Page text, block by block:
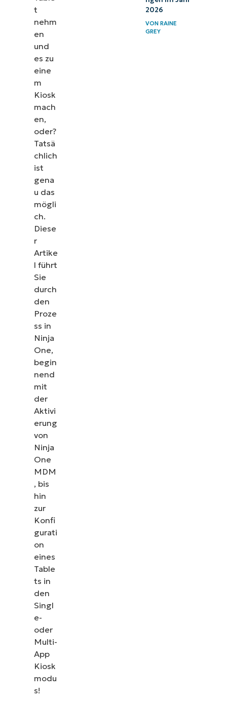
t
nehm
en
und
es zu
eine
m
Kiosk
mach
en,
oder?
Tatsä
chlich
ist
gena
u das
mögli
ch.
Diese
r
Artike
l führt
Sie
durch
den
Proze
ss in
Ninja
One,
begin
nend
mit
der
Aktivi
erung
von
Ninja
One
MDM
, bis
hin
zur
Konfi
gurati
on
eines
Table
ts in
den
Singl
e-
oder
Multi-
App
Kiosk
modu
s!
2026
VON RAINE
GREY